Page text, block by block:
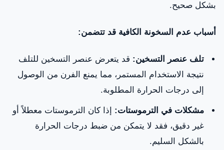
بشكل صحيح.
أسباب عدم السخونة الكافية قد تتضمن:
تلف عنصر التسخين: قد يتعرض عنصر التسخين للتلف
نتيجة الاستخدام المستمر، مما يمنع الفرن من الوصول
إلى درجات الحرارة المطلوبة.
مشكلات في الترموستات: إذا كان الترموستات معطلاً أو
غير دقيق، فقد لا يتمكن من ضبط درجات الحرارة
بالشكل السليم.